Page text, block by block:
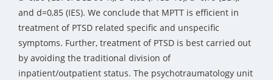
and d=0,85 (IES). We conclude that MPTT is efficient in
treatment of PTSD related specific and unspecific
symptoms. Further, treatment of PTSD is best carried out
by avoiding the traditional division of
inpatient/outpatient status. The psychotraumatology unit